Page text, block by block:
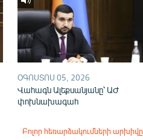
ՕԳՈՍՏՈՍ 05, 2026
Վահագն Ալեքսանյանը՝ ԱԺ
փոխնախագահ
Բոլոր հեռարձակումների արխիվը